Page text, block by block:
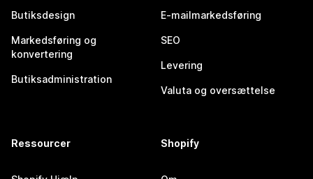
Butiksdesign
Markedsføring og
konvertering
Butiksadministration
E-mailmarkedsføring
SEO
Levering
Valuta og oversættelse
Ressourcer Shopify